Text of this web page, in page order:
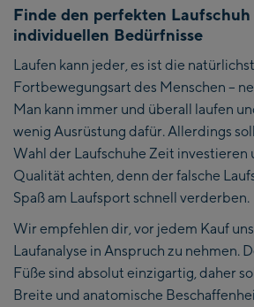
Finde den perfekten
individuellen Bedürfnisse
Laufen kann jeder, es ist die
Fortbewegungsart des Menschen –
Man kann immer und überall laufen
wenig Ausrüstung dafür. Allerdings
Wahl der Laufschuhe Zeit investieren
Qualität achten, denn der falsche
Spaß am Laufsport schnell verderben.
Wir empfehlen dir, vor jedem Kauf
Laufanalyse in Anspruch zu nehmen.
Füße sind absolut einzigartig, daher
Breite und anatomische